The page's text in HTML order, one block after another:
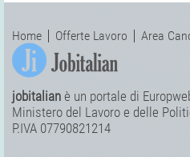
Home Offerte Lavoro Area
jobitalian è un portale di
Ministero del Lavoro e delle
P.IVA 07790821214